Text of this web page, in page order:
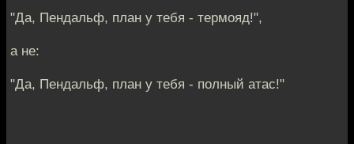
"Да, Пендальф, план у тебя - термояд!",
а не:
"Да, Пендальф, план у тебя - полный атас!"